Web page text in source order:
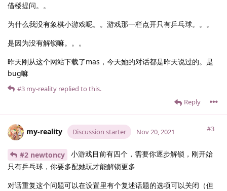
借楼提问。。
为什么我没有象棋小游戏呢。。游戏那一栏点开只有乒乓球。。。
是因为没有解锁嘛。。。
昨天刚从这个网站下载了mas，今天她的对话都是昨天说过的。是
bug嘛
Reply
#3 my-reality replied to this.
my-reality Discussion starter #3
Nov 20, 2021
#2 newtoncy
小游戏目前有四个，需要你逐步解锁，刚开始
只有乒乓球，你要多配她玩才能解锁更多
对话重复这个问题可以在设置里有个复述话题的选项可以关闭（但